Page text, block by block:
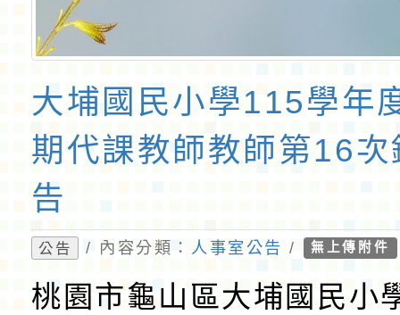
大埔國民小學115學年
期代課教師教師第16次
告
公告 / 內容分類： 人事室公告 / 無上傳附件
桃園市龜山區大埔國民小